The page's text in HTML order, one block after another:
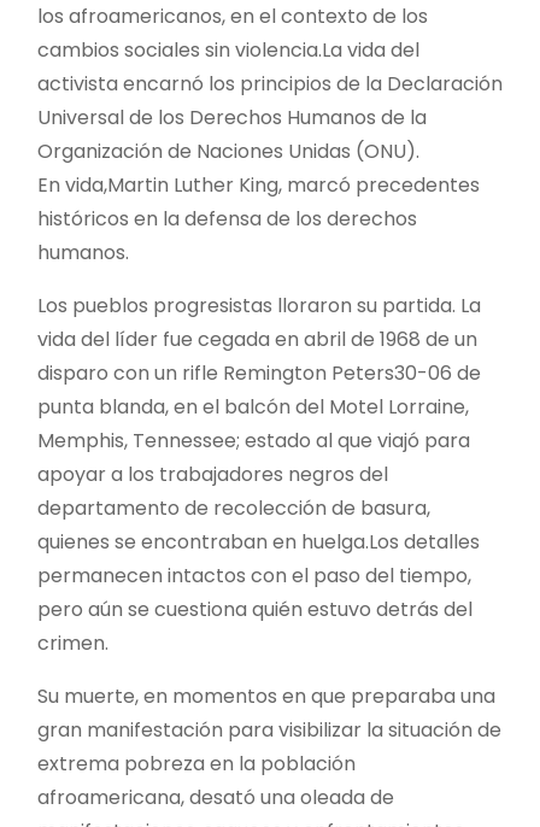
los afroamericanos, en el contexto de los
cambios sociales sin violencia.La vida del
activista encarnó los principios de la Declaración
Universal de los Derechos Humanos de la
Organización de Naciones Unidas (ONU).
En vida,Martin Luther King, marcó precedentes
históricos en la defensa de los derechos
humanos.
Los pueblos progresistas lloraron su partida. La
vida del líder fue cegada en abril de 1968 de un
disparo con un rifle Remington Peters30-06 de
punta blanda, en el balcón del Motel Lorraine,
Memphis, Tennessee; estado al que viajó para
apoyar a los trabajadores negros del
departamento de recolección de basura,
quienes se encontraban en huelga.Los detalles
permanecen intactos con el paso del tiempo,
pero aún se cuestiona quién estuvo detrás del
crimen.
Su muerte, en momentos en que preparaba una
gran manifestación para visibilizar la situación de
extrema pobreza en la población
afroamericana, desató una oleada de